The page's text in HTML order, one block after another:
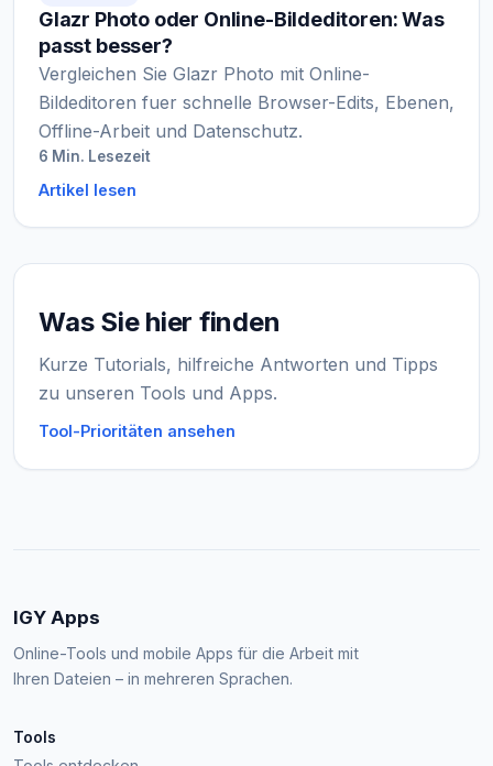
Glazr Photo oder Online-Bildeditoren: Was
passt besser?
Vergleichen Sie Glazr Photo mit Online-
Bildeditoren fuer schnelle Browser-Edits, Ebenen,
Offline-Arbeit und Datenschutz.
6 Min. Lesezeit
Artikel lesen
Was Sie hier finden
Kurze Tutorials, hilfreiche Antworten und Tipps
zu unseren Tools und Apps.
Tool-Prioritäten ansehen
IGY Apps
Online-Tools und mobile Apps für die Arbeit mit
Ihren Dateien – in mehreren Sprachen.
Tools